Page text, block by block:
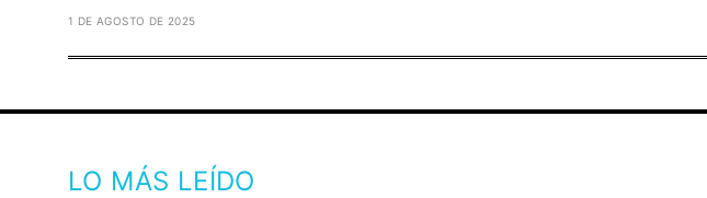
1 DE AGOSTO DE 2025
LO MÁS LEÍDO